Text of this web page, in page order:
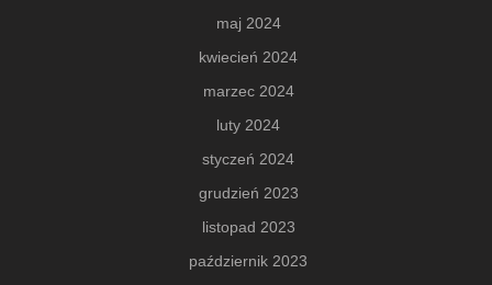
maj 2024
kwiecień 2024
marzec 2024
luty 2024
styczeń 2024
grudzień 2023
listopad 2023
październik 2023